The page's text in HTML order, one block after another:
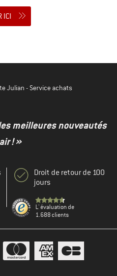
ICI
Julian - Service achats
meilleures nouveautés
! »
Droit de retour de 100
jours
L' évaluation de
1.688 clients